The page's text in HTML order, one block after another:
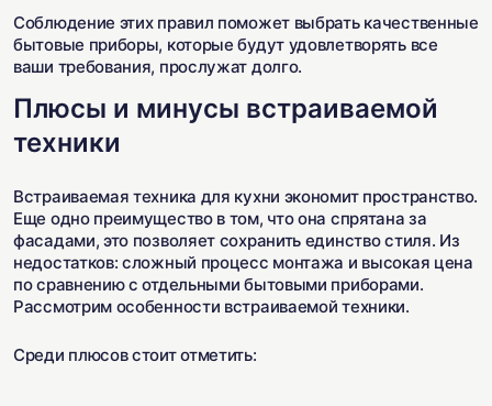
Соблюдение этих правил поможет выбрать качественные
бытовые приборы, которые будут удовлетворять все
ваши требования, прослужат долго.
Плюсы и минусы встраиваемой
техники
Встраиваемая техника для кухни экономит пространство.
Еще одно преимущество в том, что она спрятана за
фасадами, это позволяет сохранить единство стиля. Из
недостатков: сложный процесс монтажа и высокая цена
по сравнению с отдельными бытовыми приборами.
Рассмотрим особенности встраиваемой техники.
Среди плюсов стоит отметить: